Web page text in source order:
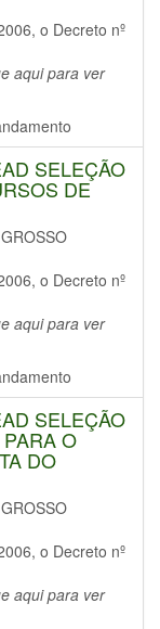
o Decreto nº
aqui para ver
SELEÇÃO
DE
o Decreto nº
aqui para ver
SELEÇÃO
O
DO
o Decreto nº
aqui para ver